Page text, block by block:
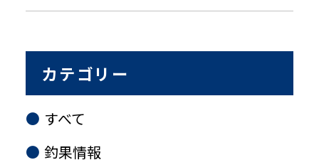
カテゴリー
すべて
釣果情報